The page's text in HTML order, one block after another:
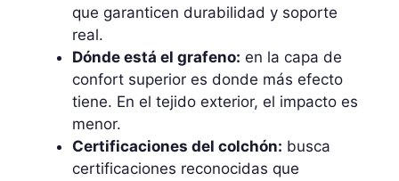
que garanticen durabilidad y soporte
real.
Dónde está el grafeno: en la capa de
confort superior es donde más efecto
tiene. En el tejido exterior, el impacto es
menor.
Certificaciones del colchón: busca
certificaciones reconocidas que